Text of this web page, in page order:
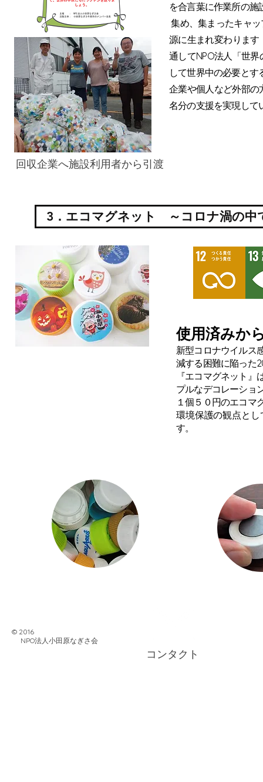
を合言葉に作業所の
集め、集まったキャ
源に生まれ変わりま
通してNPO法人「世
して世界中の必要と
企業や個人など外部の
名分の支援を実現して
回収企業へ施設利用者から引渡
3．エコマグネット ～コロナ渦の中
使用済みか
新型コロナウイルス
減する困難に陥った
『エコマグネット
プルなデコレーショ
１個５０円のエコマ
環境保護の観点と
す。
© 2016
NPO法人小田原なぎさ会
コンタクト